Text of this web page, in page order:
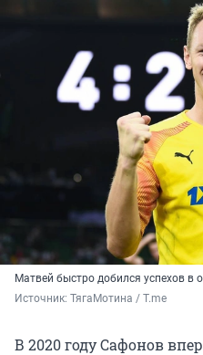
Матвей быстро добился успехов в
Источник: ТягаМотина / T.me
В 2020 году Сафонов